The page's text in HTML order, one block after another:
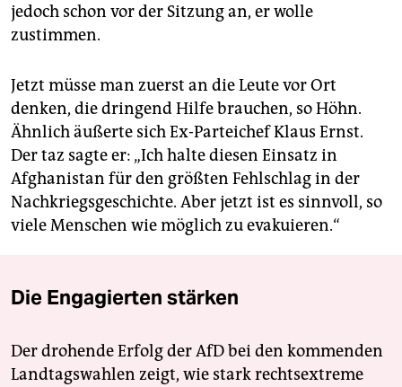
jedoch schon vor der Sitzung an, er wolle
zustimmen.
Jetzt müsse man zuerst an die Leute vor Ort
denken, die dringend Hilfe brauchen, so Höhn.
Ähnlich äußerte sich Ex-Parteichef Klaus Ernst.
Der taz sagte er: „Ich halte diesen Einsatz in
Afghanistan für den größten Fehlschlag in der
Nachkriegsgeschichte. Aber jetzt ist es sinnvoll, so
viele Menschen wie möglich zu evakuieren.“
Die Engagierten stärken
Der drohende Erfolg der AfD bei den kommenden
Landtagswahlen zeigt, wie stark rechtsextreme